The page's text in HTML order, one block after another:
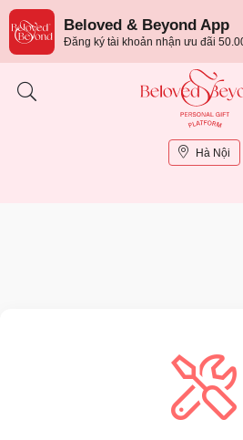
Beloved & Beyond App
Đăng ký tài khoản nhận ưu đãi
Hà Nội